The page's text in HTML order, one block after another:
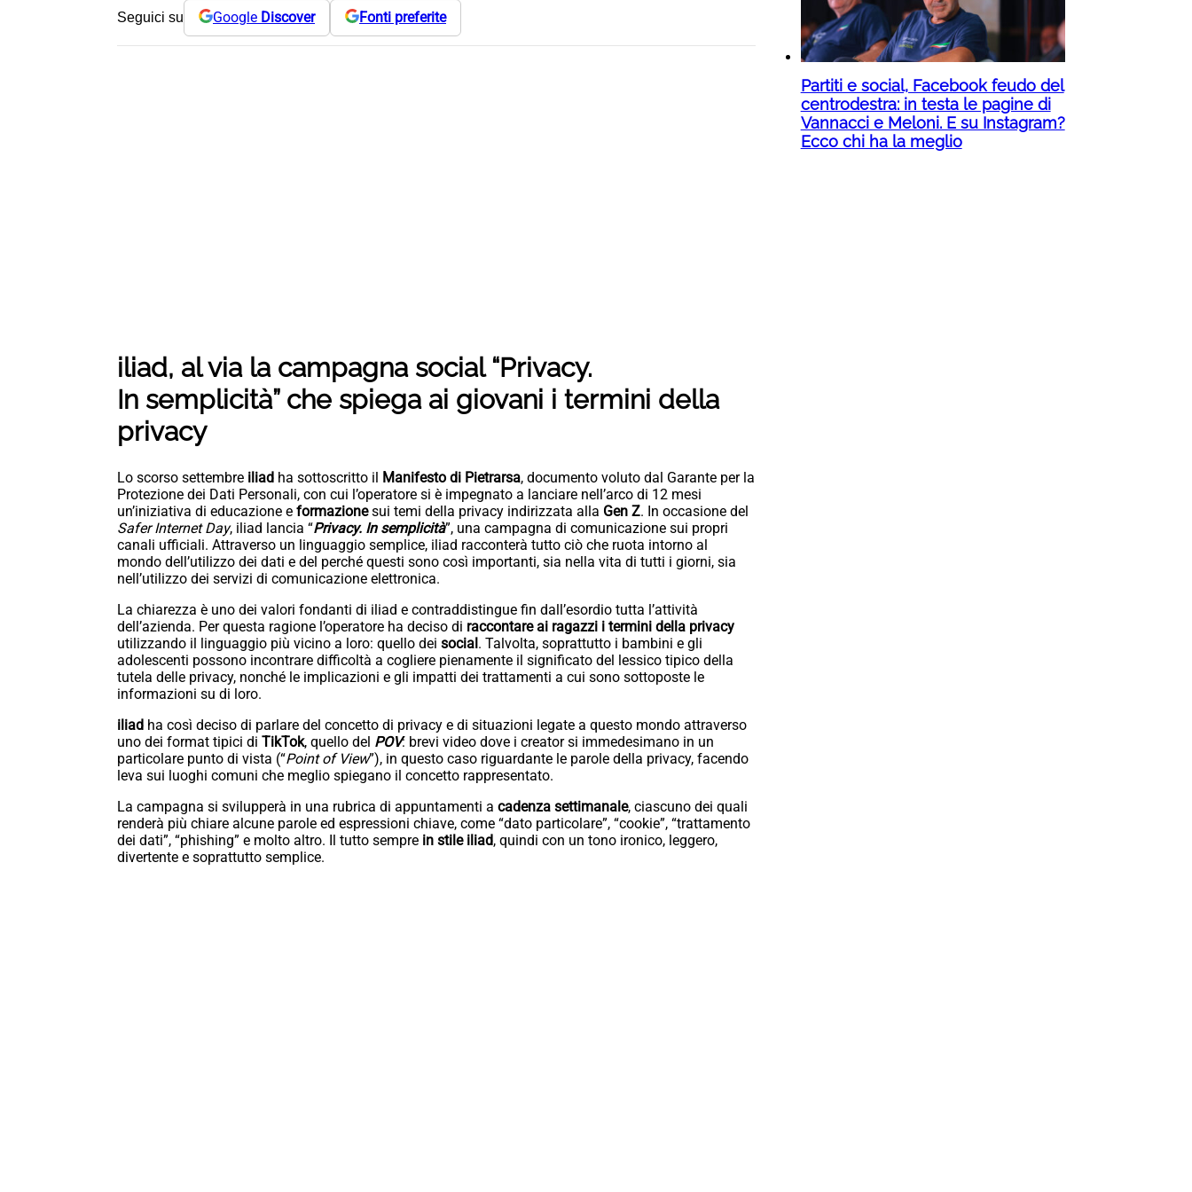
Seguici su Google Discover Fonti preferite
iliad, al via la campagna social “Privacy.
In semplicità” che spiega ai giovani i termini della
privacy
Lo scorso settembre iliad ha sottoscritto il Manifesto di Pietrarsa, documento voluto dal Garante per la
Protezione dei Dati Personali, con cui l’operatore si è impegnato a lanciare nell’arco di 12 mesi
un’iniziativa di educazione e formazionesui temi della privacy indirizzata alla Gen Z. In occasione del
Safer Internet Day, iliad lancia “Privacy. In semplicità”, una campagna di comunicazione sui propri
canali ufficiali. Attraverso un linguaggio semplice, iliad racconterà tutto ciò che ruota intorno al
mondo dell’utilizzo dei dati e del perché questi sono così importanti, sia nella vita di tutti i giorni, sia
nell’utilizzo dei servizi di comunicazione elettronica.
La chiarezza è uno dei valori fondanti di iliad e contraddistingue fin dall’esordio tutta l’attività
dell’azienda. Per questa ragione l’operatore ha deciso di raccontare ai ragazzi i termini della privacy
utilizzando il linguaggio più vicino a loro: quello dei social . Talvolta, soprattutto i bambini e gli
adolescenti possono incontrare difficoltà a cogliere pienamente il significato del lessico tipico della
tutela delle privacy, nonché le implicazioni e gli impatti dei trattamenti a cui sono sottoposte le
informazioni su di loro.
iliad ha così deciso di parlare del concetto di privacy e di situazioni legate a questo mondo attraverso
uno dei format tipici di TikTok, quello del POV: brevi video dove i creator si immedesimano in un
particolare punto di vista (“Point of View”), in questo caso riguardante le parole della privacy, facendo
leva sui luoghi comuni che meglio spiegano il concetto rappresentato.
La campagna si svilupperà in una rubrica di appuntamenti a cadenza settimanale, ciascuno dei quali
renderà più chiare alcune parole ed espressioni chiave, come “dato particolare”, “cookie”, “trattamento
dei dati”, “phishing” e molto altro. Il tutto sempre in stile iliad, quindi con un tono ironico, leggero,
divertente e soprattutto semplice.
Partiti e social, Facebook feudo del
centrodestra: in testa le pagine di
Vannacci e Meloni. E su Instagram?
Ecco chi ha la meglio